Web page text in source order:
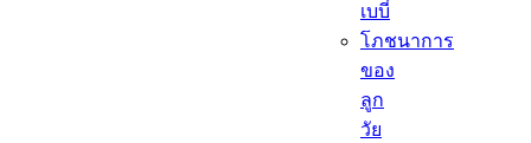
เบบี๋
โภชนาการ
ของ
ลูก
วัย